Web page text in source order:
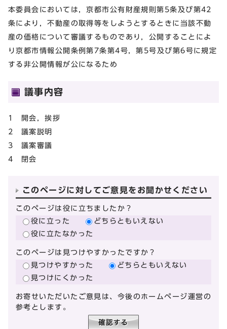
本委員会においては，京都市公有財産規則第5条及び第42
条により，不動産の取得等をしようとするときに当該不動
産の価格について審議するものであり，公開することによ
り京都市情報公開条例第7条第4号，第5号及び第6号に規定
する非公開情報が公になるため
議事内容
1 開会，挨拶
2 議案説明
3 議案審議
4 閉会
このページに対してご意見をお聞かせください
このページは役に立ちましたか？
役に立った
どちらともいえない
役に立たなかった
このページは見つけやすかったですか？
見つけやすかった
どちらともいえない
見つけにくかった
お寄せいただいたご意見は、今後のホームページ運営の
参考とします。